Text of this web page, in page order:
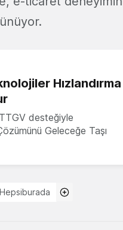
Hızlandırma
desteğiyle
Geleceğe Taşı
Hepsiburada